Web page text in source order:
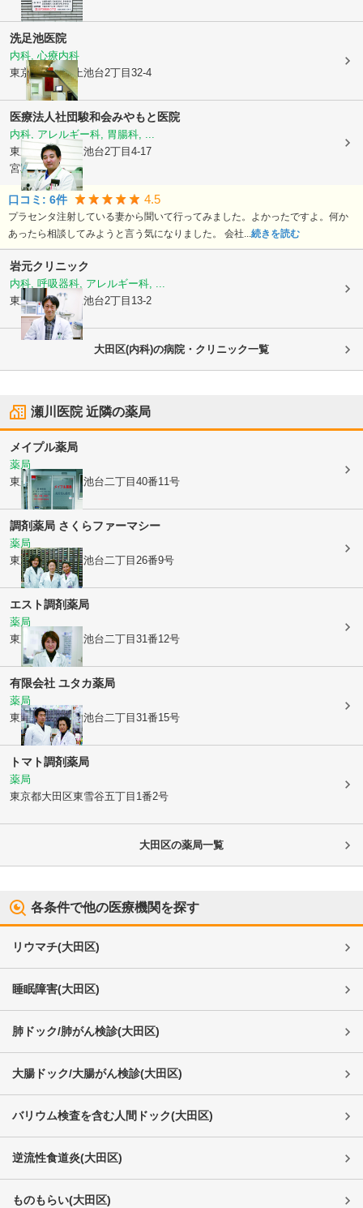
洗足池医院
内科, 心療内科
東京都大田区上池台2丁目32-4
医療法人社団駿和会みやもと医院
内科, アレルギー科, 胃腸科, ...
東京都大田区上池台2丁目4-17
宮本ビル2F
口コミ: 6件 4.5
プラセンタ注射している妻から聞いて行ってみました。よかったですよ。何か
あったら相談してみようと言う気になりました。 会社...続きを読む
岩元クリニック
内科, 呼吸器科, アレルギー科, ...
東京都大田区
上池台2丁目13-2
大田区(内科)の病院・クリニック一覧
瀬川医院近隣の薬局
メイプル薬局
薬局
東京都大田区上池台二丁目40番11号
調剤薬局 さくらファーマシー
薬局
東京都大田区上池台二丁目26番9号
エスト調剤薬局
薬局
東京都大田区
上池台二丁目31番12号
有限会社 ユタカ薬局
薬局
東京都大田区上池台二丁目31番15号
トマト調剤薬局
薬局
東京都大田区東雪谷五丁目1番2号
大田区の薬局一覧
各条件で他の医療機関を探す
リウマチ(大田区)
睡眠障害(大田区)
肺ドック/肺がん検診(大田区)
大腸ドック/大腸がん検診(大田区)
バリウム検査を含む人間ドック(大田区)
逆流性食道炎(大田区)
ものもらい(大田区)